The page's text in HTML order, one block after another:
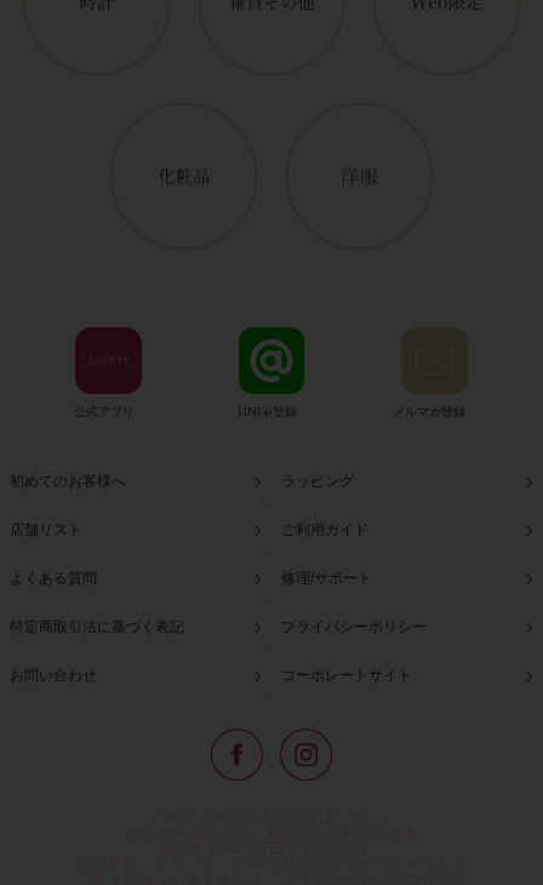
公式アプリ LINE@登録 メルマガ登録
初めてのお客様へ ラッピング
店舗リスト ご利用ガイド
よくある質問 修理/サポート
特定商取引法に基づく表記 プライバシーポリシー
お問い合わせ コーポレートサイト